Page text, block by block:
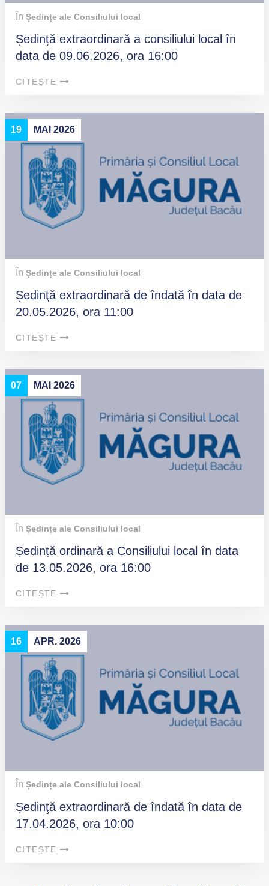
În Ședințe ale Consiliului local
Ședință extraordinară a consiliului local în
data de 09.06.2026, ora 16:00
CITEȘTE
19 MAI 2026
În Ședințe ale Consiliului local
Ședinţă extraordinară de îndată în data de
20.05.2026, ora 11:00
CITEȘTE
07 MAI 2026
În Ședințe ale Consiliului local
Ședință ordinară a Consiliului local în data
de 13.05.2026, ora 16:00
CITEȘTE
16 APR. 2026
În Ședințe ale Consiliului local
Ședinţă extraordinară de îndată în data de
17.04.2026, ora 10:00
CITEȘTE